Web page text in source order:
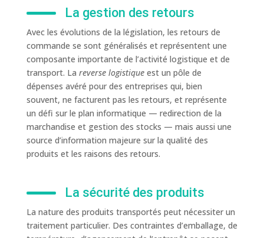
La gestion des retours
Avec les évolutions de la législation, les retours de
commande se sont généralisés et représentent une
composante importante de l’activité logistique et de
transport. La reverse logistique est un pôle de
dépenses avéré pour des entreprises qui, bien
souvent, ne facturent pas les retours, et représente
un défi sur le plan informatique — redirection de la
marchandise et gestion des stocks — mais aussi une
source d’information majeure sur la qualité des
produits et les raisons des retours.
La sécurité des produits
La nature des produits transportés peut nécessiter un
traitement particulier. Des contraintes d’emballage, de